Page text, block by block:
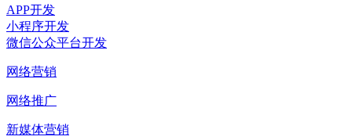
APP开发
小程序开发
微信公众平台开发
网络营销
网络推广
新媒体营销